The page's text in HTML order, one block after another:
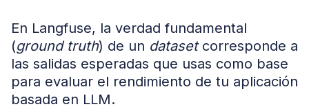
En Langfuse, la verdad fundamental
(ground truth) de un datasetcorresponde a
las salidas esperadas que usas como base
para evaluar el rendimiento de tu aplicación
basada en LLM.